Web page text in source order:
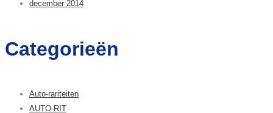
december 2014
Categorieën
Auto-rariteiten
AUTO-RIT